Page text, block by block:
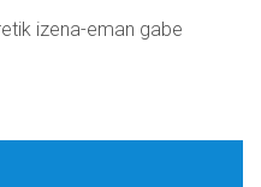
izena-eman gabe